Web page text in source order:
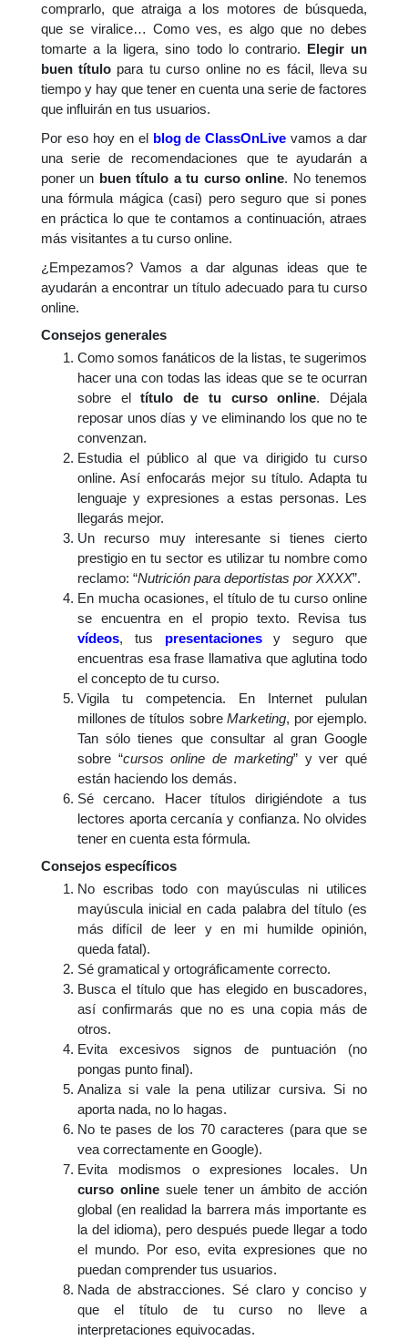
comprarlo, que atraiga a los motores de búsqueda,
que se viralice… Como ves, es algo que no debes
tomarte a la ligera, sino todo lo contrario. Elegir un
buen título para tu curso online no es fácil, lleva su
tiempo y hay que tener en cuenta una serie de factores
que influirán en tus usuarios.
Por eso hoy en el blog de ClassOnLive vamos a dar
una serie de recomendaciones que te ayudarán a
poner un buen título a tu curso online. No tenemos
una fórmula mágica (casi) pero seguro que si pones
en práctica lo que te contamos a continuación, atraes
más visitantes a tu curso online.
¿Empezamos? Vamos a dar algunas ideas que te
ayudarán a encontrar un título adecuado para tu curso
online.
Consejos generales
Como somos fanáticos de la listas, te sugerimos
hacer una con todas las ideas que se te ocurran
sobre eltítulo de tu curso online. Déjala
reposar unos días y ve eliminando los que no te
convenzan.
Estudia el público al que va dirigido tu curso
online. Así enfocarás mejor su título. Adapta tu
lenguaje y expresiones a estas personas. Les
llegarás mejor.
Un recurso muy interesante si tienes cierto
prestigio en tu sector es utilizar tu nombre como
reclamo: “Nutrición para deportistas por XXXX”.
En mucha ocasiones, el título de tu curso online
se encuentra en el propio texto. Revisa tus
vídeos, tus presentacionesy seguro que
encuentras esa frase llamativa que aglutina todo
el concepto de tu curso.
Vigila tu competencia. En Internet pululan
millones de títulos sobreMarketing, por ejemplo.
Tan sólo tienes que consultar al gran Google
sobre “cursos online de marketing” y ver qué
están haciendo los demás.
Sé cercano. Hacer títulos dirigiéndote a tus
lectores aporta cercanía y confianza. No olvides
tener en cuenta esta fórmula.
Consejos específicos
No escribas todo con mayúsculas ni utilices
mayúscula inicial en cada palabra del título (es
más difícil de leer y en mi humilde opinión,
queda fatal).
Sé gramatical y ortográficamente correcto.
Busca el título que has elegido en buscadores,
así confirmarás que no es una copia más de
otros.
Evita excesivos signos de puntuación (no
pongas punto final).
Analiza si vale la pena utilizar cursiva. Si no
aporta nada, no lo hagas.
No te pases de los 70 caracteres (para que se
vea correctamente en Google).
Evita modismos o expresiones locales. Un
curso onlinesuele tener un ámbito de acción
global (en realidad la barrera más importante es
la del idioma), pero después puede llegar a todo
el mundo. Por eso, evita expresiones que no
puedan comprender tus usuarios.
Nada de abstracciones. Sé claro y conciso y
que el título de tu curso no lleve a
interpretaciones equivocadas.